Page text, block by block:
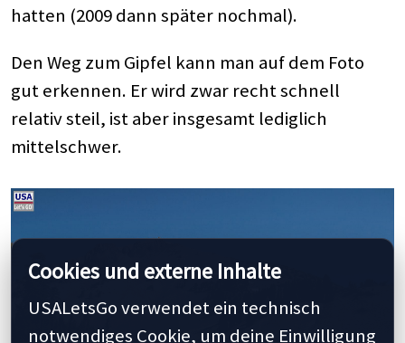
hatten (2009 dann später nochmal).
Den Weg zum Gipfel kann man auf dem Foto
gut erkennen. Er wird zwar recht schnell
relativ steil, ist aber insgesamt lediglich
mittelschwer.
Cookies und externe Inhalte
USALetsGo verwendet ein technisch
notwendiges Cookie, um deine Einwilligung